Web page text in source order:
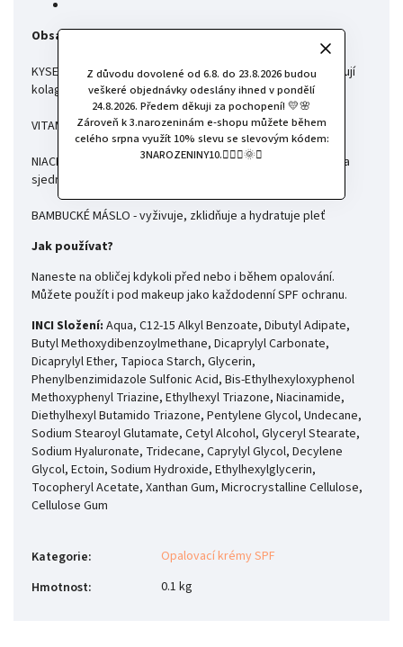
Z důvodu dovolené od 6.8. do 23.8.2026 budou
veškeré objednávky odeslány ihned v pondělí
24.8.2026. Předem děkuji za pochopení! 💛🌸
Zároveň k 3.narozeninám e-shopu můžete během
celého srpna využít 10% slevu se slevovým kódem:
3NAROZENINY10.🧚🏻‍♀️🌞✨
Obsažené aktivní látky a jejich přínosy pro pleť:
KYSELINA HYALURONOVÁ A GLYCERIN - hydratují pleť a posilují
kolagenová vlákna
VITAMIN E A EKTOIN - zabraňují vzniku pigmentových skvrn
NIACINAMID - urychluje obnovu pleti, posiluje kožní bariéru a
sjednocuje barevný tón
BAMBUCKÉ MÁSLO - vyživuje, zklidňuje a hydratuje pleť
Jak používat?
Naneste na obličej kdykoli před nebo i během opalování.
Můžete použít i pod makeup jako každodenní SPF ochranu.
INCI Složení: Aqua, C12-15 Alkyl Benzoate, Dibutyl Adipate,
Butyl Methoxydibenzoylmethane, Dicaprylyl Carbonate,
Dicaprylyl Ether, Tapioca Starch, Glycerin,
Phenylbenzimidazole Sulfonic Acid, Bis-Ethylhexyloxyphenol
Methoxyphenyl Triazine, Ethylhexyl Triazone, Niacinamide,
Diethylhexyl Butamido Triazone, Pentylene Glycol, Undecane,
Sodium Stearoyl Glutamate, Cetyl Alcohol, Glyceryl Stearate,
Sodium Hyaluronate, Tridecane, Caprylyl Glycol, Decylene
Glycol, Ectoin, Sodium Hydroxide, Ethylhexylglycerin,
Tocopheryl Acetate, Xanthan Gum, Microcrystalline Cellulose,
Cellulose Gum
Kategorie:
Opalovací krémy SPF
Hmotnost: 0.1 kg